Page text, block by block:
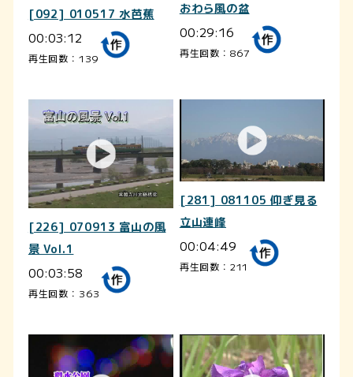
[092] 010517 水芭蕉
00:03:12
再生回数：139
おわら風の盆
00:29:16
再生回数：867
[226] 070913 富山の風
景 Vol.1
00:03:58
再生回数：363
[281] 081105 仰ぎ見る
立山連峰
00:04:49
再生回数：211